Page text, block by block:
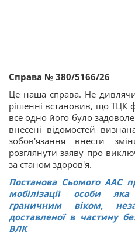
Справа № 380/5166/26
Це наша справа. Не
рішенні встановив, що ТЦК
все одно його було
внесені відомостей
зобов'язання внести
розглянути заяву про
за станом здоров'я.
Постанова Сьомого ААС
мобілізації особи
граничним віком,
доставленої в частину
ВЛК